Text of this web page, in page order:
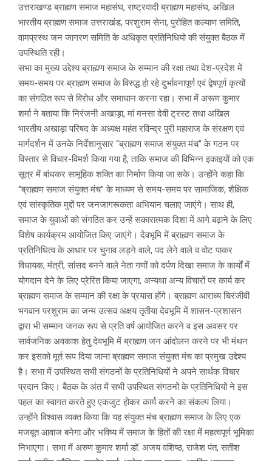
उत्तराखण्ड ब्राह्मण समाज महासंघ, राष्ट्रवादी ब्राह्मण महासंघ, अखिल
भारतीय ब्राह्मण समाज उत्तराखंड, परशुराम सेना, पुरोहित कल्याण समिति,
वामप्रस्थ जन जागरण समिति के अधिकृत प्रतिनिधियो की संयुक्त बैठक में
उपस्थिति रही।
सभा का मुख्य उद्देश्य ब्राह्मण समाज के सम्मान की रक्षा तथा देश-प्रदेश में
समय-समय पर ब्राह्मण समाज के विरुद्ध हो रहे दुर्भावनापूर्ण एवं द्वेषपूर्ण कृत्यों
का संगठित रूप से विरोध और समाधान करना रहा। सभा में अरूण कुमार
शर्मा ने बताया कि निरंजनी अखाड़ा, मां मनसा देवी ट्रस्ट तथा अखिल
भारतीय अखाड़ा परिषद के अध्यक्ष महंत रविन्द्र पुरी महाराज के संरक्षण एवं
मार्गदर्शन में उनके निर्देशानुसार “ब्राह्मण समाज संयुक्त मंच” के गठन पर
विस्तार से विचार-विमर्श किया गया है, ताकि समाज की विभिन्न इकाइयों को एक
सूत्र में बांधकर सामूहिक शक्ति का निर्माण किया जा सके। उन्होंने कहा कि
“ब्राह्मण समाज संयुक्त मंच” के माध्यम से समय-समय पर सामाजिक, शैक्षिक
एवं सांस्कृतिक मुद्दों पर जनजागरूकता अभियान चलाए जाएंगे। साथ ही,
समाज के युवाओं को संगठित कर उन्हें सकारात्मक दिशा में आगे बढ़ाने के लिए
विशेष कार्यक्रम आयोजित किए जाएंगे। देवभूमि में ब्राह्मण समाज के
प्रतिनिधित्व के आधार पर चुनाव लड़ने वाले, पद लेने वाले व वोट पाकर
विधायक, मंत्री, सांसद बनने वाले नेता गणों को दर्पण दिखा समाज के कार्यों में
योगदान देने के लिए प्रेरित किया जाएगा, अन्यथा अन्य विचारों पर कार्य कर
ब्राह्मण समाज के सम्मान की रक्षा के प्रयास होंगे। ब्राह्मण आराध्य चिरंजीवी
भगवान परशुराम का जन्म उत्सव अक्षय तृतीया देवभूमि में शासन-प्रशासन
द्वारा भी सम्मान जनक रूप से प्रति वर्ष आयोजित करने व इस अवसर पर
सार्वजनिक अवकाश हेतु देवभूमि में ब्राह्मण जन आंदोलन करने पर भी मंथन
कर इसको मूर्त रूप दिया जाना ब्राह्मण समाज संयुक्त मंच का प्रमुख उद्देश्य
है। सभा में उपस्थित सभी संगठनों के प्रतिनिधियों ने अपने सार्थक विचार
प्रदान किए। बैठक के अंत में सभी उपस्थित संगठनों के प्रतिनिधियों ने इस
पहल का स्वागत करते हुए एकजुट होकर कार्य करने का संकल्प लिया।
उन्होंने विश्वास व्यक्त किया कि यह संयुक्त मंच ब्राह्मण समाज के लिए एक
मजबूत आवाज बनेगा और भविष्य में समाज के हितों की रक्षा में महत्वपूर्ण भूमिका
निभाएगा। सभा में अरुण कुमार शर्मा डॉ. अजय वशिष्ठ, राजेश पंत, सतीश